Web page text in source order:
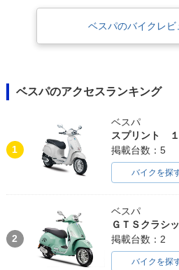
ベスパのバイクレビ
ベスパのアクセスランキング
1
ベスパ
スプリント
掲載台数：5
バイクを探
2
ベスパ
ＧＴＳクラシ
掲載台数：2
バイクを探